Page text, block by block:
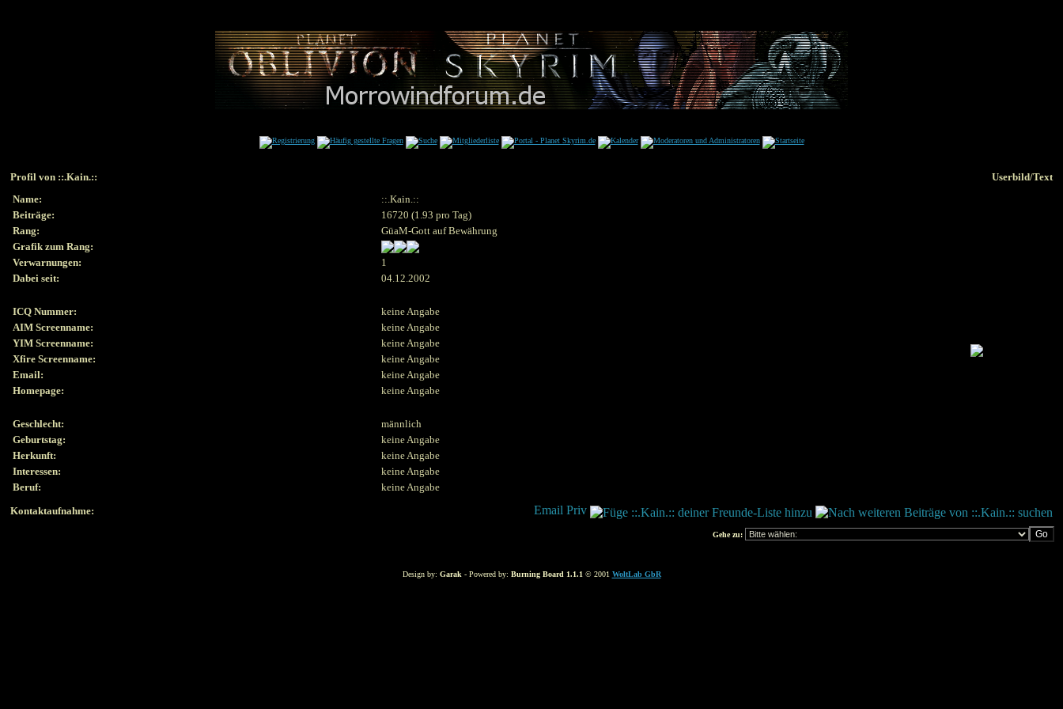
Profil von ::.Kain.::
Userbild/Text
Name:
::.Kain.::
Beiträge:
16720 (1.93 pro Tag)
Rang:
GüaM-Gott auf Bewährung
Grafik zum Rang:
Verwarnungen:
1
Dabei seit:
04.12.2002
ICQ Nummer:
keine Angabe
AIM Screenname:
keine Angabe
YIM Screenname:
keine Angabe
Xfire Screenname:
keine Angabe
Email:
keine Angabe
Homepage:
keine Angabe
Geschlecht:
männlich
Geburtstag:
keine Angabe
Herkunft:
keine Angabe
Interessen:
keine Angabe
Beruf:
keine Angabe
Kontaktaufnahme:
Gehe zu:
Design by: Garak - Powered by: Burning Board 1.1.1 © 2001 WoltLab GbR